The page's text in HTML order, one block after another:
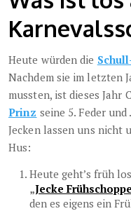
Heute würden die
Nachdem sie im letzten
mussten, ist dieses Jahr
Prinz seine 5. Feder
Jecken lassen uns nicht
Hus:
Heute geht’s früh
„Jecke
den es eigens ein